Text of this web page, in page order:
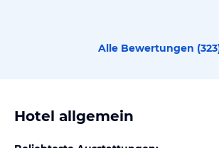
Alle Bewertungen (323
Hotel allgemein